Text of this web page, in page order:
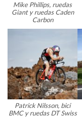
Mike Phillips, ruedas
Giant y ruedas Caden
Carbon
Patrick Nilsson, bici
BMC y ruedas DT Swiss